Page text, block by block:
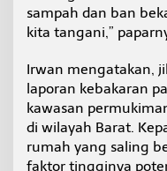
sampah dan ban
kita tangani,”
Irwan mengatakan,
laporan kebakaran
kawasan
di wilayah Barat.
rumah yang saling
faktor tingginya